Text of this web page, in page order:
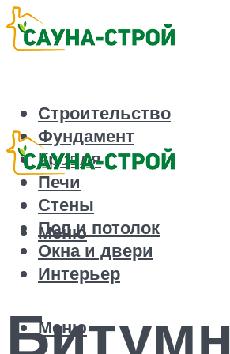
Строительство
Фундамент
Кровля
Печи
Стены
Пол и потолок
Окна и двери
Интерьер
Меню
Меню